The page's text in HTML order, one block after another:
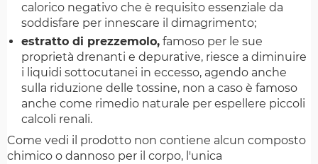
calorico negativo che è requisito essenziale da
soddisfare per innescare il dimagrimento;
estratto di prezzemolo, famoso per le sue
proprietà drenanti e depurative, riesce a diminuire
i liquidi sottocutanei in eccesso, agendo anche
sulla riduzione delle tossine, non a caso è famoso
anche come rimedio naturale per espellere piccoli
calcoli renali.
Come vedi il prodotto non contiene alcun composto
chimico o dannoso per il corpo, l'unica